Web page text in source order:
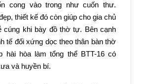
cong vào trong như cuốn thư.
thiết kế đó còn giúp cho gia chủ
cúng khi bày đồ thờ tự. Bên cạnh
tế đối xứng dọc theo thân bàn thờ
hài hòa làm tổng thể BTT-16 có
và huyền bí.